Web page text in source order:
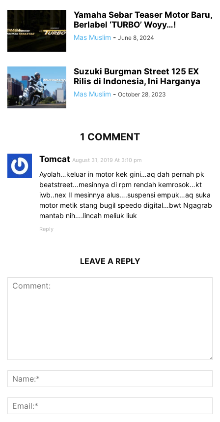
Yamaha Sebar Teaser Motor Baru,
Berlabel ‘TURBO’ Woyy…!
Mas Muslim - June 8, 2024
Suzuki Burgman Street 125 EX
Rilis di Indonesia, Ini Harganya
Mas Muslim - October 28, 2023
1 COMMENT
Tomcat August 31, 2019 At 3:10 pm
Ayolah…keluar in motor kek gini…aq dah pernah pk
beatstreet…mesinnya di rpm rendah kemrosok…kt
iwb..nex II mesinnya alus….suspensi empuk…aq suka
motor metik stang bugil speedo digital…bwt Ngagrab
mantab nih….lincah meliuk liuk
Reply
LEAVE A REPLY